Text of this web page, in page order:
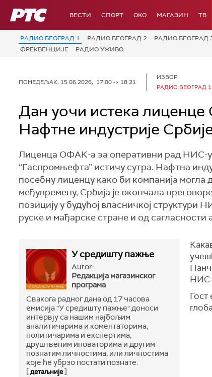
РТС ВЕСТИ СПОРТ OKO МАГАЗИН ТВ
РАДИО БЕОГРАД 1 РАДИО БЕОГРАД 2 РАДИО БЕОГРАД
ФРЕКВЕНЦИЈЕ
РАДИО УЖИВО
ПОНЕДЕЉАК, 15.06.2026, 17:00 -> 18:21
ИЗВОР:
РАДИО БЕОГРАД 1
Дан уочи истека
Нафтне индустрије
Лиценца ОФАК-а за оперативни рад НИС-
“Гаспромњефта” истичу сутра. Нафтна
посебну лиценцу како би компанија
међувремену, Србија је окончала
позицију у будућој власничкој
руске и мађарске стране и од сагласности
У средишту пажње
Autor:
Редакција магазинског
програма
Свакога радног дана од 17 часова
емисија "У средишту пажње" доноси
интервју са нашим најбољим
аналитичарима и коментаторима,
политичарима и експертима,
друштвеним иноваторима и другим
познатим личностима, или личностима
које ће убрзо постати познате.
[детаљније]
НИС-
Гост